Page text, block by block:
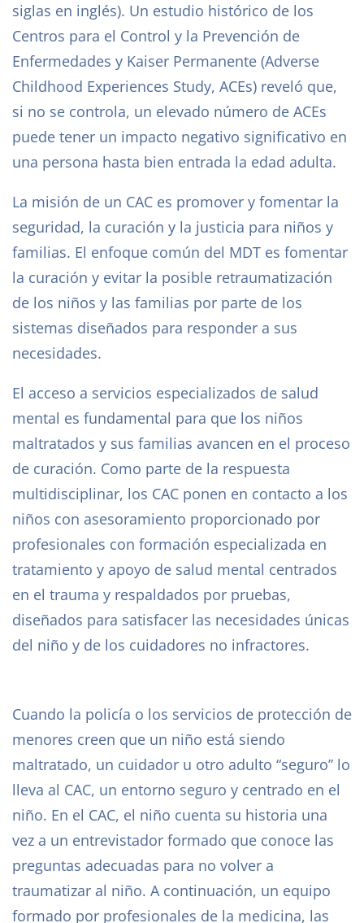
siglas en inglés). Un estudio histórico de los
Centros para el Control y la Prevención de
Enfermedades y Kaiser Permanente (Adverse
Childhood Experiences Study, ACEs) reveló que,
si no se controla, un elevado número de ACEs
puede tener un impacto negativo significativo en
una persona hasta bien entrada la edad adulta.
La misión de un CAC es promover y fomentar la
seguridad, la curación y la justicia para niños y
familias. El enfoque común del MDT es fomentar
la curación y evitar la posible retraumatización
de los niños y las familias por parte de los
sistemas diseñados para responder a sus
necesidades.
El acceso a servicios especializados de salud
mental es fundamental para que los niños
maltratados y sus familias avancen en el proceso
de curación. Como parte de la respuesta
multidisciplinar, los CAC ponen en contacto a los
niños con asesoramiento proporcionado por
profesionales con formación especializada en
tratamiento y apoyo de salud mental centrados
en el trauma y respaldados por pruebas,
diseñados para satisfacer las necesidades únicas
del niño y de los cuidadores no infractores.
Cuando la policía o los servicios de protección de
menores creen que un niño está siendo
maltratado, un cuidador u otro adulto “seguro” lo
lleva al CAC, un entorno seguro y centrado en el
niño. En el CAC, el niño cuenta su historia una
vez a un entrevistador formado que conoce las
preguntas adecuadas para no volver a
traumatizar al niño. A continuación, un equipo
formado por profesionales de la medicina, las